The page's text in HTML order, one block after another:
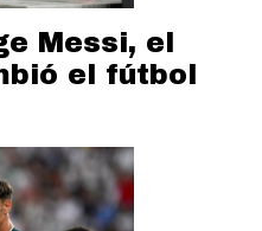
Messi, el
el fútbol